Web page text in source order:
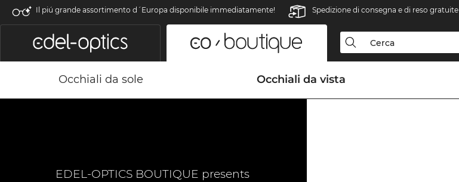
Il piú grande assortimento d´Europa disponibile immediatamente! Spedizione di consegna e di reso gratuite
Occhiali da sole Occhiali da vista
EDEL-OPTICS BOUTIQUE presents